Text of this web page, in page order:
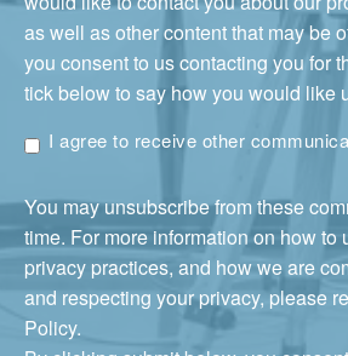
as well as other content that may be
you consent to us contacting you for
tick below to say how you would like
I agree to receive other
You may unsubscribe from these
time. For more information on how to
privacy practices, and how we are
and respecting your privacy, please
Policy.